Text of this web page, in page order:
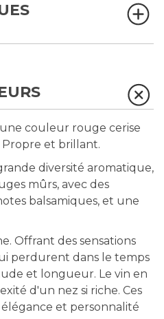
couleur rouge cerise
Propre et brillant.
diversité aromatique,
mûrs, avec des
balsamiques, et une
Offrant des sensations
perdurent dans le temps
et longueur. Le vin en
d'un nez si riche. Ces
et personnalité